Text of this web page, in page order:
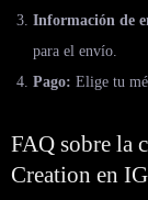
Información de
para el envío.
Pago: Elige tu
FAQ sobre la
Creation en